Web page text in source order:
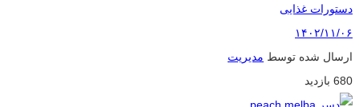
دستورات غذایی
۱۴۰۲/۱۱/۰۶
ارسال شده توسط مدیریت
680 بازدید